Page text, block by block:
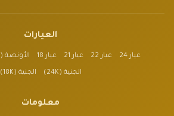
العيارات
عيار 24 عيار 22 عيار 21 عيار 18 الأونصة (24K)
الجنية (24K) الجنية (18K)
معلومات